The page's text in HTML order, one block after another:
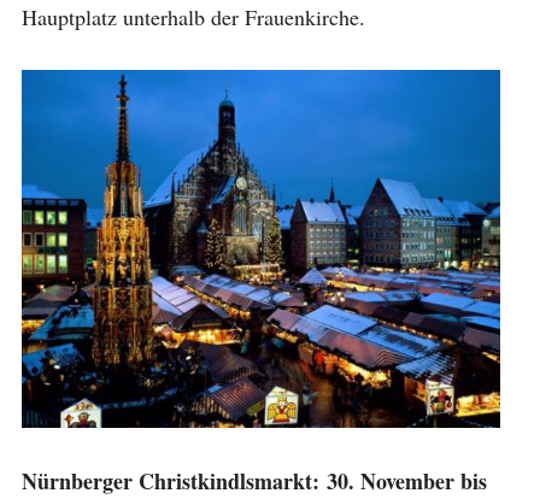
Hauptplatz unterhalb der Frauenkirche.
Nürnberger Christkindlsmarkt: 30. November bis